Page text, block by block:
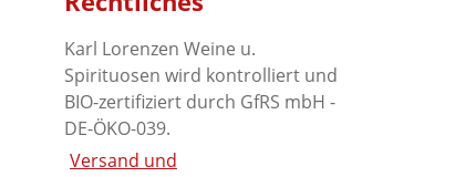
Karl Lorenzen Weine u.
Spirituosen wird kontrolliert und
BIO-zertifiziert durch GfRS mbH -
DE-ÖKO-039.
Versand und